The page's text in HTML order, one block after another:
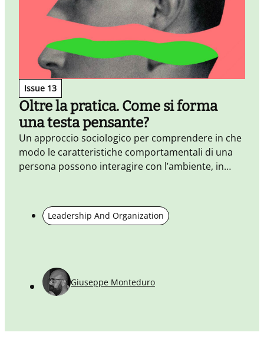
Issue 13
Oltre la pratica. Come si forma
una testa pensante?
Un approccio sociologico per comprendere in che
modo le caratteristiche comportamentali di una
persona possono interagire con l’ambiente, in
Leadership And Organization
Giuseppe Monteduro